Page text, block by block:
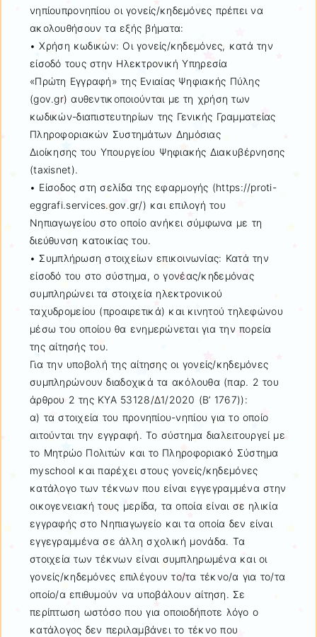
νηπίουπρονηπίου οι γονείς/κηδεμόνες πρέπει να
ακολουθήσουν τα εξής βήματα:
• Χρήση κωδικών: Οι γονείς/κηδεμόνες, κατά την
είσοδό τους στην Ηλεκτρονική Υπηρεσία
«Πρώτη Εγγραφή» της Ενιαίας Ψηφιακής Πύλης
(gov.gr) αυθεντικοποιούνται με τη χρήση των
κωδικών-διαπιστευτηρίων της Γενικής Γραμματείας
Πληροφοριακών Συστημάτων Δημόσιας
Διοίκησης του Υπουργείου Ψηφιακής Διακυβέρνησης
(taxisnet).
• Είσοδος στη σελίδα της εφαρμογής (https://proti-
eggrafi.services.gov.gr/) και επιλογή του
Νηπιαγωγείου στο οποίο ανήκει σύμφωνα με τη
διεύθυνση κατοικίας του.
• Συμπλήρωση στοιχείων επικοινωνίας: Κατά την
είσοδό του στο σύστημα, ο γονέας/κηδεμόνας
συμπληρώνει τα στοιχεία ηλεκτρονικού
ταχυδρομείου (προαιρετικά) και κινητού τηλεφώνου
μέσω του οποίου θα ενημερώνεται για την πορεία
της αίτησής του.
Για την υποβολή της αίτησης οι γονείς/κηδεμόνες
συμπληρώνουν διαδοχικά τα ακόλουθα (παρ. 2 του
άρθρου 2 της ΚΥΑ 53128/Δ1/2020 (Β’ 1767)):
α) τα στοιχεία του προνηπίου-νηπίου για το οποίο
αιτούνται την εγγραφή. Το σύστημα διαλειτουργεί με
το Μητρώο Πολιτών και το Πληροφοριακό Σύστημα
myschool και παρέχει στους γονείς/κηδεμόνες
κατάλογο των τέκνων που είναι εγγεγραμμένα στην
οικογενειακή τους μερίδα, τα οποία είναι σε ηλικία
εγγραφής στο Νηπιαγωγείο και τα οποία δεν είναι
εγγεγραμμένα σε άλλη σχολική μονάδα. Τα
στοιχεία των τέκνων είναι συμπληρωμένα και οι
γονείς/κηδεμόνες επιλέγουν το/τα τέκνο/α για το/τα
οποίο/α επιθυμούν να υποβάλουν αίτηση. Σε
περίπτωση ωστόσο που για οποιοδήποτε λόγο ο
κατάλογος δεν περιλαμβάνει το τέκνο που